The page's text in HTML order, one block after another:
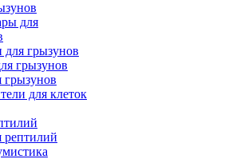
для
грызунов
грызунов
грызунов
для клеток
рептилий